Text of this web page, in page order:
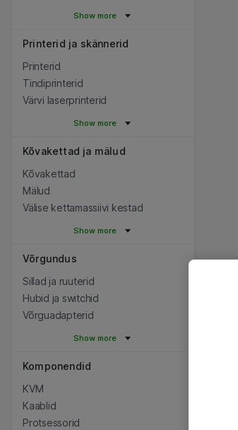
Show more
Printerid ja skännerid
Printerid
Tindiprinterid
Värvi laserprinterid
Show more
Kõvakettad ja mälud
Kõvakettad
Mälud
Välise kettamassiivi kestad
Show more
Võrgundus
Sillad ja ruuterid
Hubid ja switchid
Võrguadapterid
Show more
Komponendid
KVM
Kaablid
Protsessorid